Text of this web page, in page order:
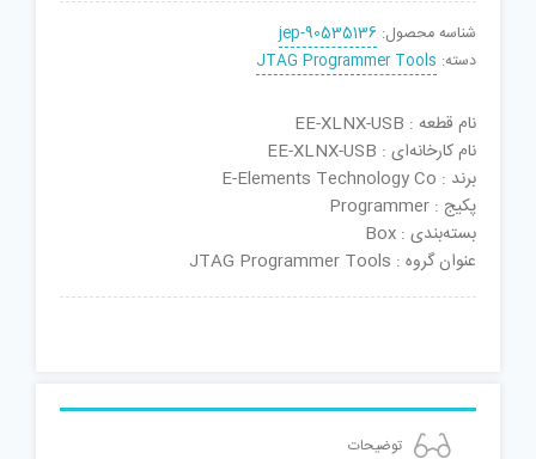
شناسه محصول: jep-90535136
دسته: JTAG Programmer Tools
نام قطعه : EE-XLNX-USB
نام کارخانه‌ای : EE-XLNX-USB
برند : E-Elements Technology Co
پکیج : Programmer
بسته‌بندی : Box
عنوان گروه : JTAG Programmer Tools
توضیحات